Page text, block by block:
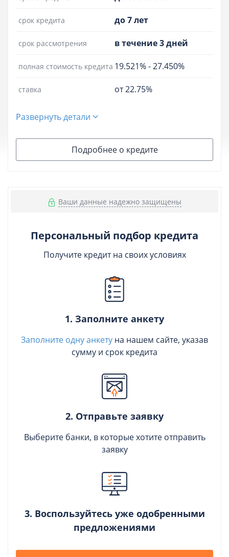
срок кредита до 7 лет
срок рассмотрения в течение 3 дней
полная стоимость кредита 19.521%-27.450%
ставка от 22.75%
Развернуть детали
Подробнее о кредите
Ваши данные надежно защищены
Персональный подбор кредита
Получите кредит на своих условиях
1. Заполните анкету
Заполните одну анкету на нашем сайте, указав
сумму и срок кредита
2. Отправьте заявку
Выберите банки, в которые хотите отправить
заявку
3. Воспользуйтесь уже одобренными
предложениями